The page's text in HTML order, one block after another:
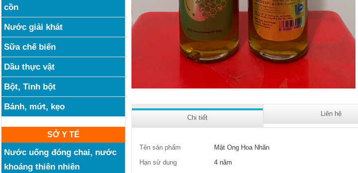
cồn
Nước giải khát
Sữa chế biến
Dầu thực vật
Bột, Tinh bột
Bánh, mứt, kẹo
SỞ Y TẾ
Nước uống đóng chai, nước
khoáng thiên nhiên
Chi tiết
Liên hệ
Tên sản phẩm
Mật Ong Hoa Nhãn
Hạn sử dụng
4 năm